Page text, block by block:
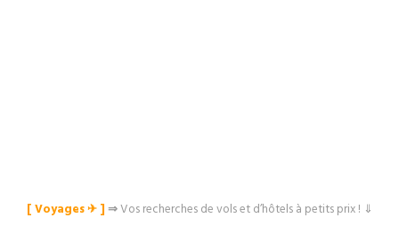
[ Voyages ✈︎ ]⇒Vos recherches de vols et d’hôtels à petits prix ! ⇓